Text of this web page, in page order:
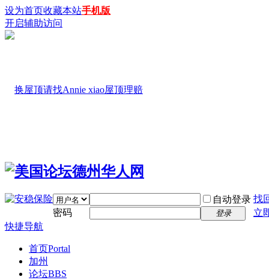
设为首页收藏本站手机版
开启辅助访问
自动登录 找
密码
登录
立
快捷导航
首页Portal
加州
论坛BBS